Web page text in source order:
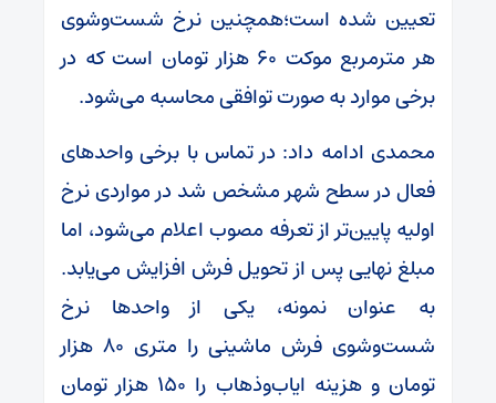
تعیین شده است؛همچنین نرخ شست‌وشوی
هر مترمربع موکت ۶۰ هزار تومان است که در
برخی موارد به صورت توافقی محاسبه می‌شود.
محمدی ادامه داد: در تماس با برخی واحدهای
فعال در سطح شهر مشخص شد در مواردی نرخ
اولیه پایین‌تر از تعرفه مصوب اعلام می‌شود، اما
مبلغ نهایی پس از تحویل فرش افزایش می‌یابد.
به عنوان نمونه، یکی از واحدها نرخ
شست‌وشوی فرش ماشینی را متری ۸۰ هزار
تومان و هزینه ایاب‌وذهاب را ۱۵۰ هزار تومان